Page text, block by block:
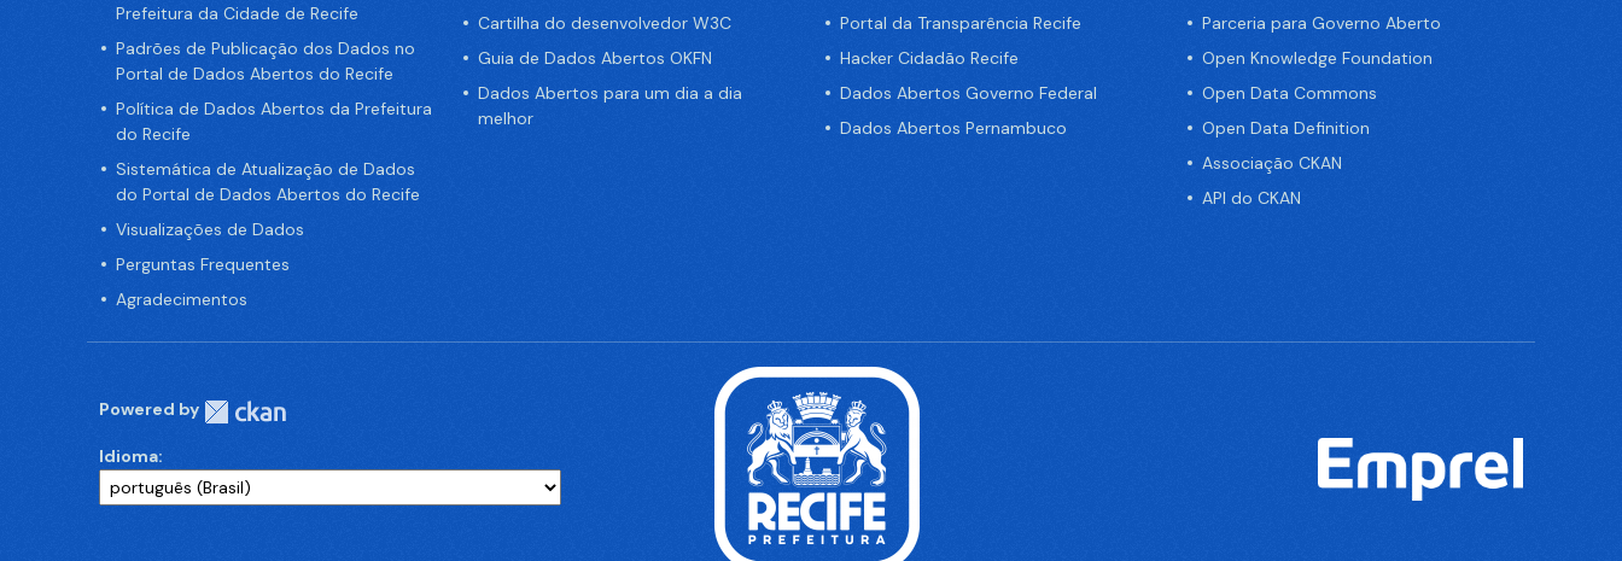
Prefeitura da Cidade de Recife
Padrões de Publicação dos Dados no
Portal de Dados Abertos do Recife
Política de Dados Abertos da Prefeitura
do Recife
Sistemática de Atualização de Dados
do Portal de Dados Abertos do Recife
Visualizações de Dados
Perguntas Frequentes
Agradecimentos
Cartilha do desenvolvedor W3C
Guia de Dados Abertos OKFN
Dados Abertos para um dia a dia
melhor
Portal da Transparência Recife
Hacker Cidadão Recife
Dados Abertos Governo Federal
Dados Abertos Pernambuco
Parceria para Governo Aberto
Open Knowledge Foundation
Open Data Commons
Open Data Definition
Associação CKAN
API do CKAN
Powered by
Idioma